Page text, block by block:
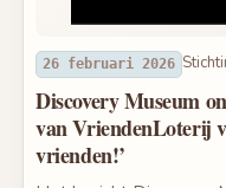
26 februari 2026
Discovery Museum
van VriendenLoterij
vrienden!’